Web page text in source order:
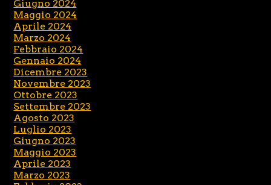
Giugno 2024
Maggio 2024
Aprile 2024
Marzo 2024
Febbraio 2024
Gennaio 2024
Dicembre 2023
Novembre 2023
Ottobre 2023
Settembre 2023
Agosto 2023
Luglio 2023
Giugno 2023
Maggio 2023
Aprile 2023
Marzo 2023